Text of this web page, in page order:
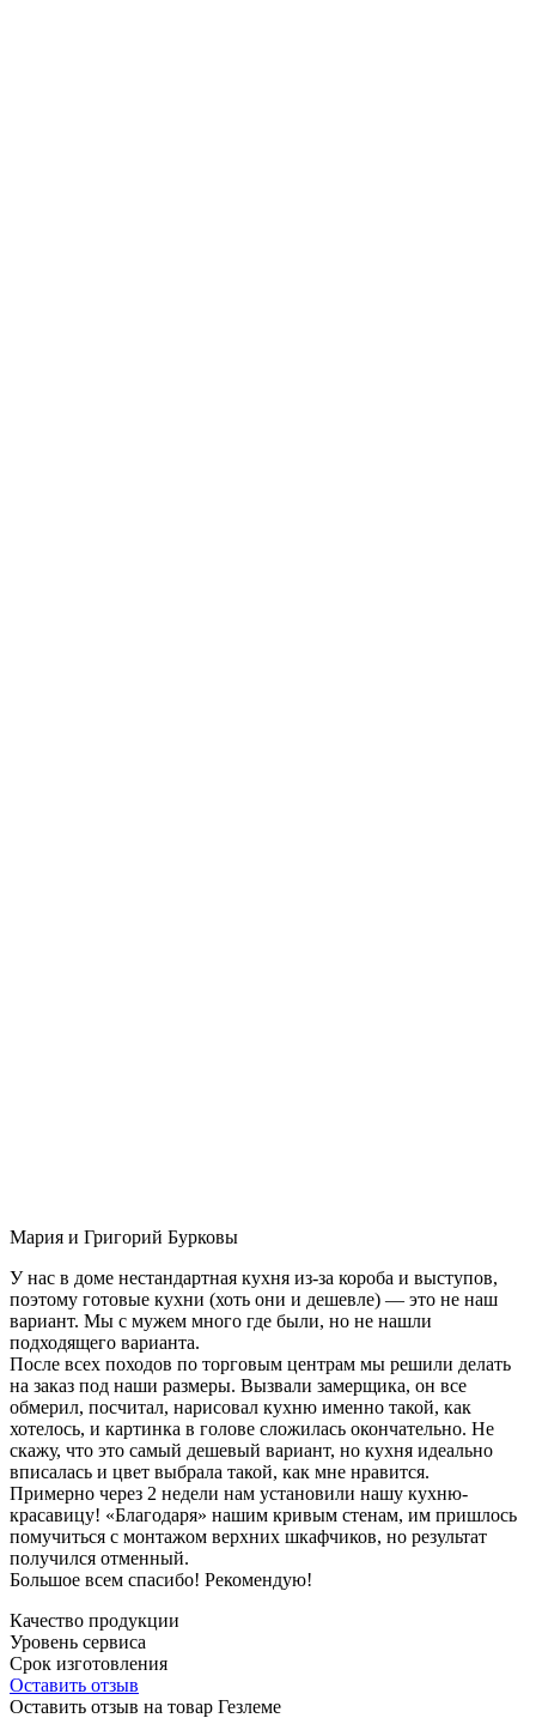
Мария и Григорий Бурковы
У нас в доме нестандартная кухня из-за короба и выступов,
поэтому готовые кухни (хоть они и дешевле) — это не наш
вариант. Мы с мужем много где были, но не нашли
подходящего варианта.
После всех походов по торговым центрам мы решили делать
на заказ под наши размеры. Вызвали замерщика, он все
обмерил, посчитал, нарисовал кухню именно такой, как
хотелось, и картинка в голове сложилась окончательно. Не
скажу, что это самый дешевый вариант, но кухня идеально
вписалась и цвет выбрала такой, как мне нравится.
Примерно через 2 недели нам установили нашу кухню-
красавицу! «Благодаря» нашим кривым стенам, им пришлось
помучиться с монтажом верхних шкафчиков, но результат
получился отменный.
Большое всем спасибо! Рекомендую!
Качество продукции
Уровень сервиса
Срок изготовления
Оставить отзыв
Оставить отзыв на товар Гезлеме